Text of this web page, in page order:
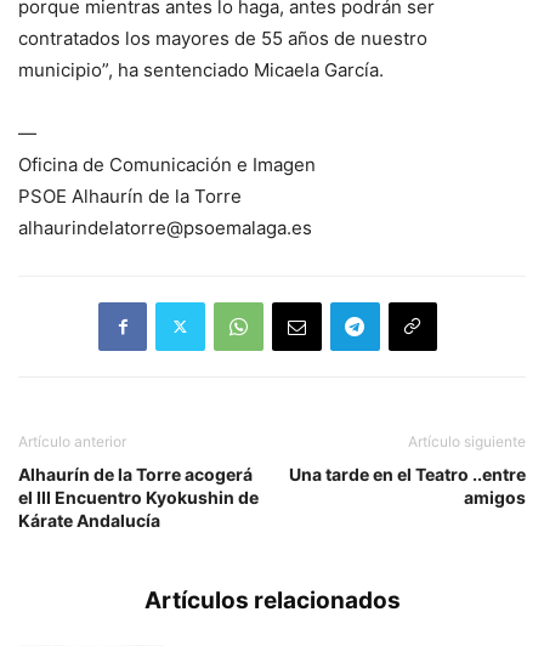
porque mientras antes lo haga, antes podrán ser
contratados los mayores de 55 años de nuestro
municipio”, ha sentenciado Micaela García.
—
Oficina de Comunicación e Imagen
PSOE Alhaurín de la Torre
alhaurindelatorre@psoemalaga.es
Artículo anterior
Alhaurín de la Torre acogerá
el III Encuentro Kyokushin de
Kárate Andalucía
Artículo siguiente
Una tarde en el Teatro ..entre
amigos
Artículos relacionados